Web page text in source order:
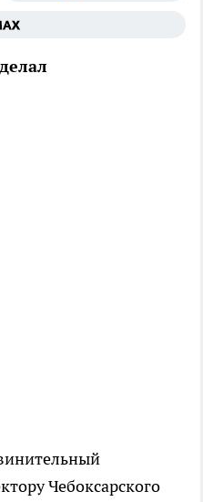
Чебоксарского